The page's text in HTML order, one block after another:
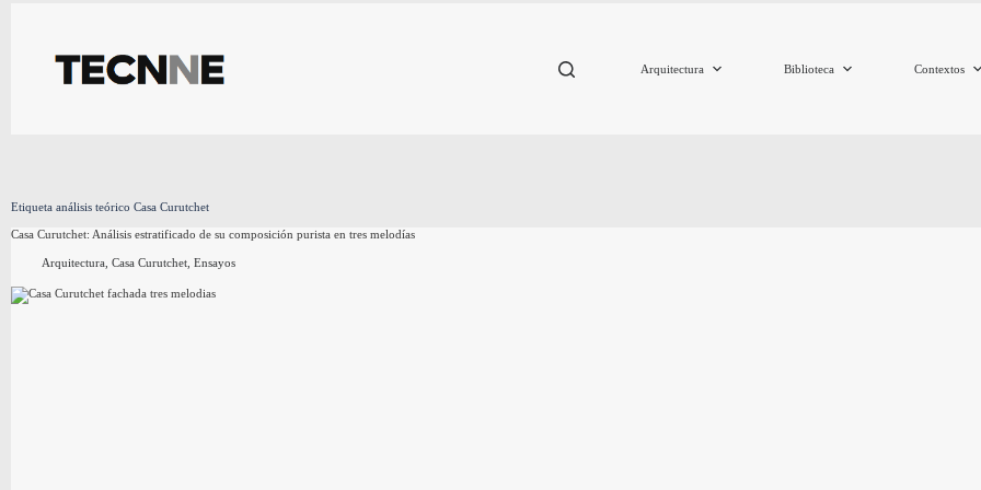
Arquitectura Biblioteca Contextos
Etiqueta análisis teórico Casa Curutchet
Casa Curutchet: Análisis estratificado de su composición purista en tres melodías
Arquitectura, Casa Curutchet, Ensayos